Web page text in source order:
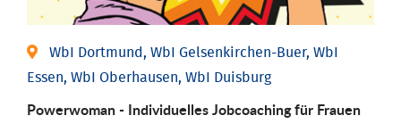
WbI Dortmund, WbI Gelsenkirchen-Buer, WbI
Essen, WbI Oberhausen, WbI Duisburg
Powerwoman - Individu­elles Job­coaching für Frauen